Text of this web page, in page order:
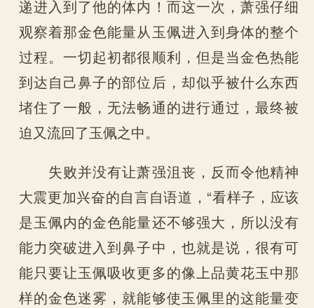
递进入到了他的体内！而这一次，萧强仔细
观察着那金色能量从玉佩进入到身体的整个
过程。一切起初都很顺利，但是当金色热能
到达自己鼻子的部位后，却似乎被什么东西
堵住了一般，无法畅通的进行通过，最终被
迫又流回了玉佩之中。
失败并没有让萧强沮丧，反而令他精神
大震更加兴奋的自言自语道，“看样子，应该
是玉佩内的金色能量还不够强大，所以没有
能力突破进入到鼻子中，也就是说，很有可
能只要让玉佩吸收更多的像上品黄花玉中那
样的金色迷雾，就能够使玉佩里的这能量变